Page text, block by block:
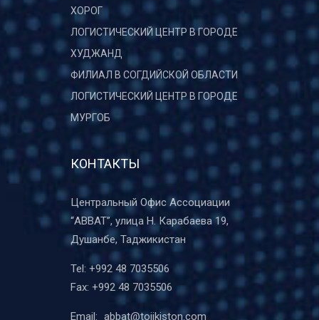
ХОРОГ
ЛОГИСТИЧЕСКИЙ ЦЕНТР В ГОРОДЕ
ХУДЖАНД
ФИЛИАЛ В СОГДИЙСКОЙ ОБЛАСТИ
ЛОГИСТИЧЕСКИЙ ЦЕНТР В ГОРОДЕ
МУРГОБ
КОНТАКТЫ
Центральный Офис Ассоциации
“ABBAT”, улица Н. Карабаева 19,
Душанбе, Таджикистан
Tel: +992 48 7035506
Fax: +992 48 7035506
Email: abbat@tojikiston.com